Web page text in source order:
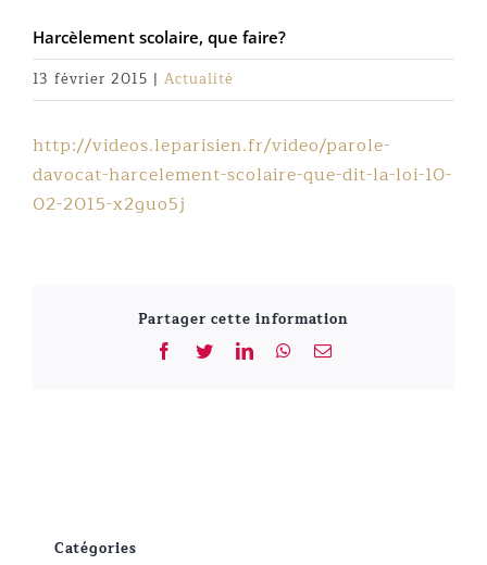
Harcèlement scolaire, que faire?
13 février 2015 | Actualité
http://videos.leparisien.fr/video/parole-
davocat-harcelement-scolaire-que-dit-la-loi-10-
02-2015-x2guo5j
Partager cette information
Facebook
TwitterLinkedInWhatsApp
Email
Catégories